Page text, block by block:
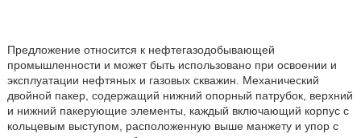
Предложение относится к нефтегазодобывающей
промышленности и может быть использовано при освоении и
эксплуатации нефтяных и газовых скважин. Механический
двойной пакер, содержащий нижний опорный патрубок, верхний
и нижний пакерующие элементы, каждый включающий корпус с
кольцевым выступом, расположенную выше манжету и упор с